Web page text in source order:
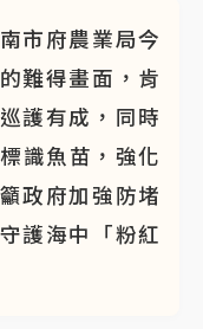
市府農業局今
難得畫面，肯
護有成，同時
識魚苗，強化
政府加強防堵
護海中「粉紅